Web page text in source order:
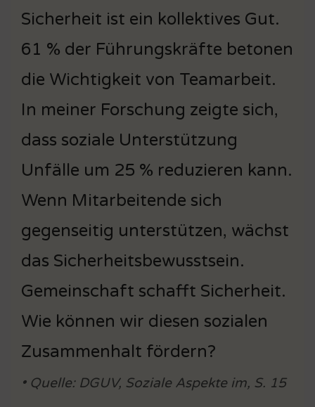
Sicherheit ist ein kollektives Gut.
61 % der Führungskräfte betonen
die Wichtigkeit von Teamarbeit.
In meiner Forschung zeigte sich,
dass soziale Unterstützung
Unfälle um 25 % reduzieren kann.
Wenn Mitarbeitende sich
gegenseitig unterstützen, wächst
das Sicherheitsbewusstsein.
Gemeinschaft schafft Sicherheit.
Wie können wir diesen sozialen
Zusammenhalt fördern?
• Quelle: DGUV, Soziale Aspekte im, S. 15